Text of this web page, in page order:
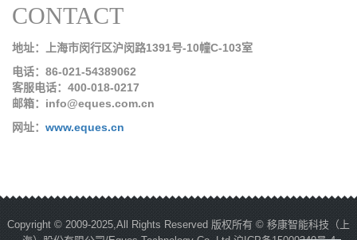
CONTACT
地址：上海市闵行区沪闵路1391号-10幢C-103室
电话：86-021-54389062
客服电话：400-018-0217
邮箱：info@eques.com.cn
网址： www.eques.cn
Copyright © 2009-2025,All Rights Reserved 版权所有 © 移康智能科技（上